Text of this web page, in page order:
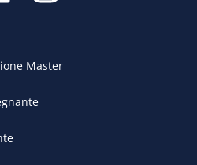
t
Master